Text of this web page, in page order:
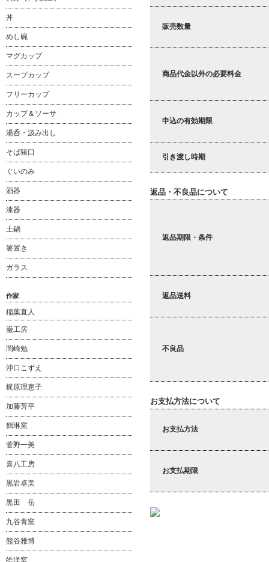
販売数量
商品代金以外の必要料金
申込の有効期限
引き渡し時期
返品・不良品について
返品期限・条件
返品送料
不良品
お支払方法について
お支払方法
お支払期限
丼
めし碗
マグカップ
スープカップ
フリーカップ
カップ＆ソーサ
湯呑・汲み出し
そば猪口
ぐいのみ
酒器
漆器
土鍋
箸置き
ガラス
作家
稲葉直人
巌工房
岡崎勉
沖口こずえ
梶原理恵子
加藤芳平
鶴琳窯
菅野一美
喜八工房
黒岩卓美
黒田 岳
九谷青窯
熊谷雅博
皓洋窯